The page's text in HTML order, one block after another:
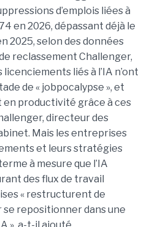
d’emplois liées à
en 2026, dépassant déjà le
2025, selon des données
reclassement Challenger,
licenciements liés à l’IA n’ont
de « jobpocalypse », et
productivité grâce à ces
directeur des
Mais les entreprises
et leurs stratégies
à mesure que l’IA
des flux de travail
« restructurent de
repositionner dans une